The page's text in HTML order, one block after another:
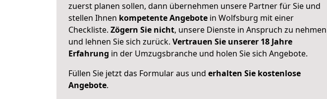
zuerst planen sollen, dann übernehmen unsere Partner für Sie und
stellen Ihnen kompetente Angebote in Wolfsburg mit einer
Checkliste. Zögern Sie nicht, unsere Dienste in Anspruch zu nehmen
und lehnen Sie sich zurück. Vertrauen Sie unserer 18 Jahre
Erfahrung in der Umzugsbranche und holen Sie sich Angebote.
Füllen Sie jetzt das Formular aus und erhalten Sie kostenlose
Angebote.